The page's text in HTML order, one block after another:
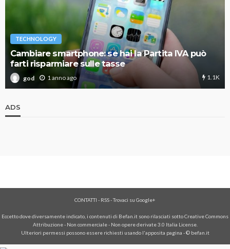
TECHNOLOGY
Cambiare smartphone: se hai la Partita IVA può
farti risparmiare sulle tasse
god 1 anno ago 1.1K
ADS
CONTATTI - RSS-Trovaci su Google+
Eccetto dove diversamente indicato, i contenuti di Befan.it sono rilasciati sotto Creative Commons
Attribuzione - Non commerciale - Non opere derivate 3.0 Italia License.
Ulteriori permessi possono essere richiesti usando l'apposita pagina - © befan.it